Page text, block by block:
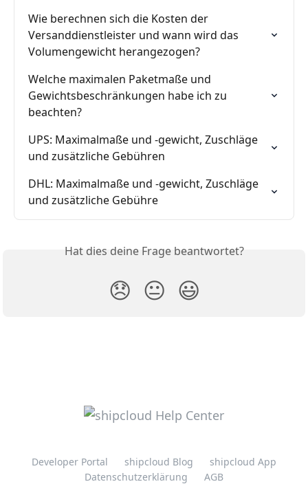
Wie berechnen sich die Kosten der
Versanddienstleister und wann wird das
Volumengewicht herangezogen?
Welche maximalen Paketmaße und
Gewichtsbeschränkungen habe ich zu
beachten?
UPS: Maximalmaße und -gewicht, Zuschläge
und zusätzliche Gebühren
DHL: Maximalmaße und -gewicht, Zuschläge
und zusätzliche Gebühre
Hat dies deine Frage beantwortet?
😞 😐 😃
Developer Portal shipcloud Blog
shipcloud App
Datenschutzerklärung
AGB